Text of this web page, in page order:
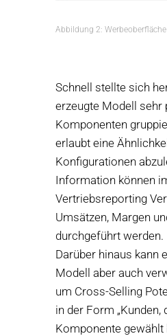
Abbildung 2:
Schnell stellte sich
erzeugte Modell sehr
Komponenten
erlaubt eine
Konfigurationen
Information können
Vertriebsreporting
Umsätzen, Margen
durchgeführt werden.
Darüber hinaus kann
Modell aber auch
um Cross-Selling
in der Form „Kunden,
Komponente gewählt